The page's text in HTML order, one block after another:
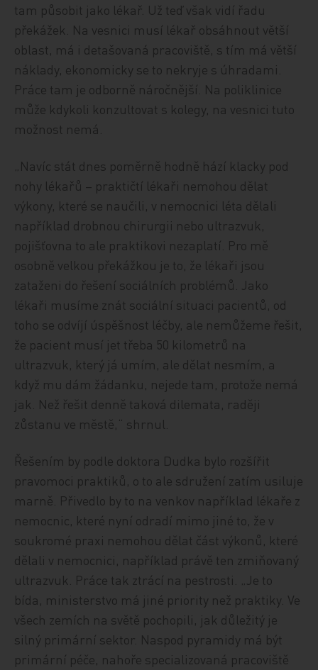
tam působit jako lékař. Už teď však vidí řadu
překážek. Na vesnici musí lékař obsáhnout větší
oblast, má i detašovaná pracoviště, s tím má větší
náklady, ekonomicky se to nekryje s úhradami.
Práce tam je odborně náročnější. Na poliklinice
může kdykoli konzultovat s kolegy, na vesnici tuto
možnost nemá.
„Navíc stát dnes poměrně hodně hází klacky pod
nohy lékařů – praktičtí lékaři nemohou dělat
výkony, které se naučili, v nemocnici léta dělali
například drobnou chirurgii nebo ultrazvuk,
pojišťovna to ale praktikovi nezaplatí. Pro mě
osobně velkou překážkou je to, že lékaři jsou
zataženi do řešení sociálních problémů. Jako
lékaři musíme znát sociální situaci pacientů, od
toho se odvíjí úspěšnost léčby, ale nemůžeme řešit,
že pacient musí jet třeba 50 kilometrů na
ultrazvuk, který já umím, ale dělat nesmím, a
když mu dám žádanku, nejede tam, protože nemá
jak. Než řešit denně taková dilemata, raději
zůstanu ve městě,“ shrnul.
Řešením by podle doktora Dudka bylo rozšířit
pravomoci praktiků, o to ale sdružení zatím usiluje
marně. Přivedlo by to na venkov například lékaře z
nemocnic, které nyní odradí mimo jiné to, že v
soukromé praxi nemohou dělat část výkonů, které
dělali v nemocnici, například právě ten zmiňovaný
ultrazvuk. Práce tak ztrácí na pestrosti. „Je to
bída, ministerstvo má jiné priority než praktiky. Ve
všech zemích na světě pochopili, jak důležitý je
silný primární sektor. Naspod pyramidy má být
primární péče, nahoře specializovaná pracoviště